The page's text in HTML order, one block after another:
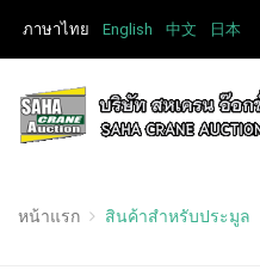
ภาษาไทย English 中文 日本
หน้าแรก สินค้าสำหรับประมูล